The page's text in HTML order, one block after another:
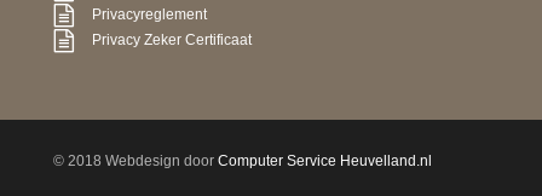
Privacyreglement
Privacy Zeker Certificaat
© 2018 Webdesign doorComputer Service Heuvelland.nl